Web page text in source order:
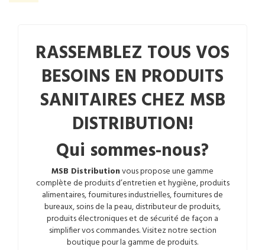
RASSEMBLEZ TOUS VOS
BESOINS EN PRODUITS
SANITAIRES CHEZ MSB
DISTRIBUTION!
Qui sommes-nous?
MSB Distributionvous propose une gamme
complète deproduits d’entretien ethygiène,produits
alimentaires,fournitures industrielles,fournitures de
bureaux,soins de la peau,distributeur de produits,
produits électroniquesetde sécuritéde façon a
simplifier vos commandes. Visitez notre section
boutiquepour la gamme de produits.